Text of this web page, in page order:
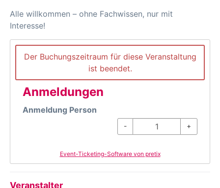
Alle willkommen – ohne Fachwissen, nur mit
Interesse!
Der Buchungszeitraum für diese Veranstaltung
ist beendet.
Anmeldungen
Anmeldung Person
- +
Event-Ticketing-Software von pretix
Veranstalter